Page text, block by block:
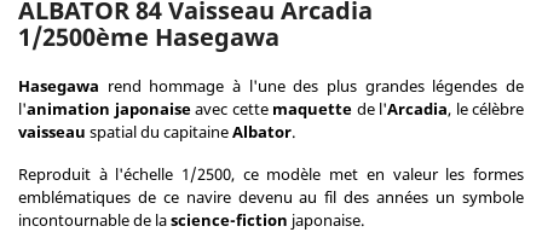
ALBATOR 84 Vaisseau Arcadia
1/2500ème Hasegawa
Hasegawa rend hommage à l'une des plus grandes légendes de
l'animation japonaiseavec cette maquette de l'Arcadia, le célèbre
vaisseau spatial du capitaineAlbator.
Reproduit à l'échelle 1/2500, ce modèle met en valeur les formes
emblématiques de ce navire devenu au fil des années un symbole
incontournable de lascience-fiction japonaise.